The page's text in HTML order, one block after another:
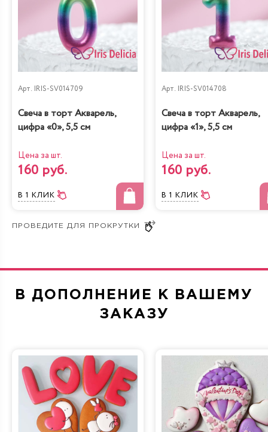
Классическая с
белым виноградом
Лимонно-маковый
Фисташковый чиз Вишня + 300 руб
Сливочная карамель
Арт. IRIS-SV014709
Свеча в торт Акварель,
цифра «0», 5,5 см
Цена за шт.
160 руб.
В 1 КЛИК
Арт. IRIS-SV014708
Свеча в торт Акварель,
цифра «1», 5,5 см
Цена за шт.
160 руб.
В 1 КЛИК
В ДОПОЛНЕНИЕ К ВАШЕМУ
ЗАКАЗУ